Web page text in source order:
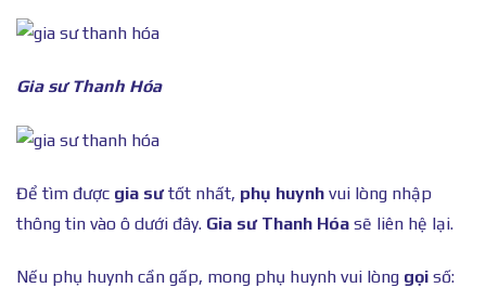
Gia sư Thanh Hóa
Để tìm được gia sưtốt nhất, phụ huynh vui lòng nhập
thông tin vào ô dưới đây. Gia sư Thanh Hóa sẽ liên hệ lại.
Nếu phụ huynh cần gấp, mong phụ huynh vui lòng gọi số: